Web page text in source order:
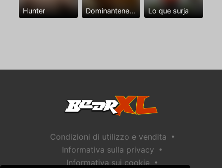
Hunter Dominantenegro ya Lo que surja
Condizioni di utilizzo e vendita •
Informativa sulla privacy •
Informativa sui cookie •